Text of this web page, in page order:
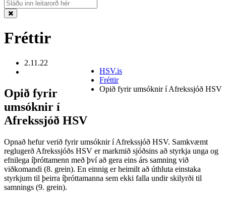
Fréttir
HSV.is
Fréttir
Opið fyrir umsóknir í Afrekssjóð HSV
2.11.22
Opið fyrir
umsóknir í
Afrekssjóð HSV
Opnað hefur verið fyrir umsóknir í Afrekssjóð HSV. Samkvæmt
reglugerð Afrekssjóðs HSV er markmið sjóðsins að styrkja unga og
efnilega íþróttamenn með því að gera eins árs samning við
viðkomandi (8. grein). En einnig er heimilt að úthluta einstaka
styrkjum til þeirra íþróttamanna sem ekki falla undir skilyrði til
samnings (9. grein).